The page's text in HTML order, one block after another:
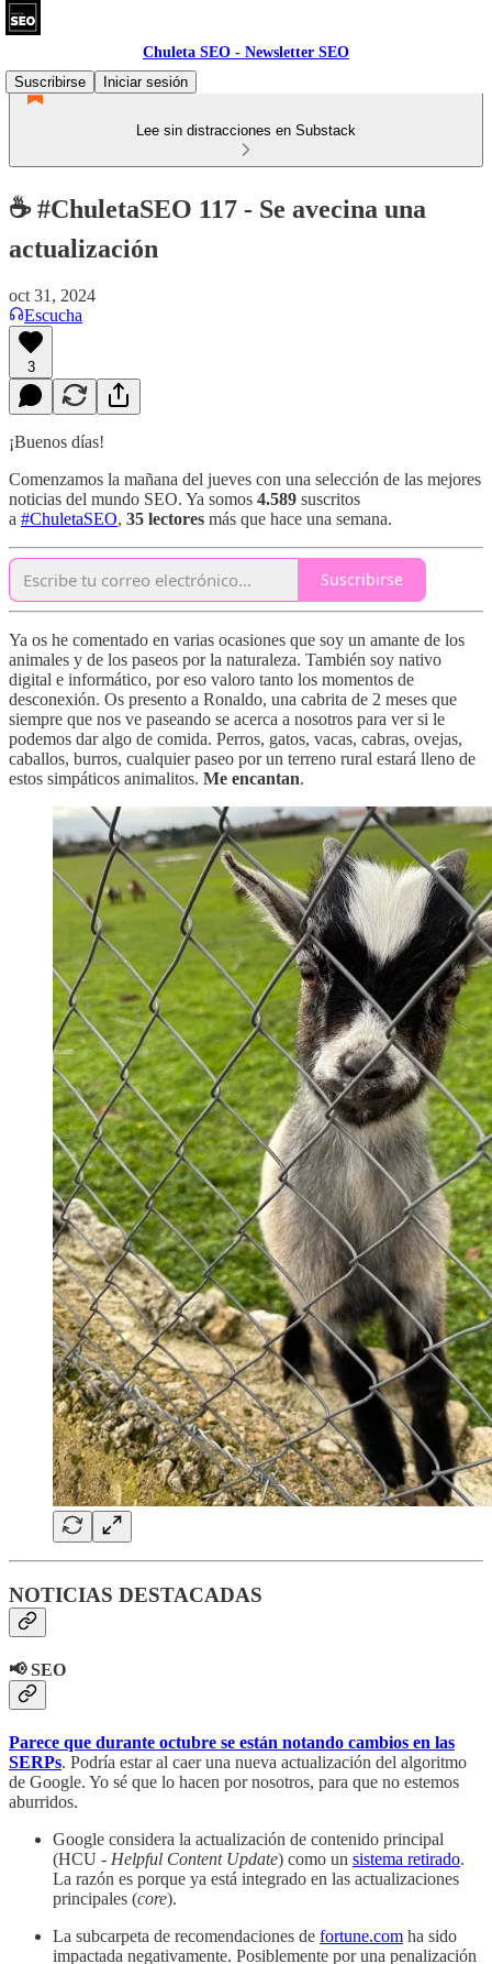
Chuleta SEO - Newsletter SEO
Suscribirse
Iniciar sesión
Lee sin distracciones en Substack
☕ #ChuletaSEO 117 - Se avecina una
actualización
oct 31, 2024
Escucha
3
¡Buenos días!
Comenzamos la mañana del jueves con una selección de las mejores
noticias del mundo SEO. Ya somos 4.589 suscritos
a #ChuletaSEO, 35 lectores más que hace una semana.
Suscribirse
Ya os he comentado en varias ocasiones que soy un amante de los
animales y de los paseos por la naturaleza. También soy nativo
digital e informático, por eso valoro tanto los momentos de
desconexión. Os presento a Ronaldo, una cabrita de 2 meses que
siempre que nos ve paseando se acerca a nosotros para ver si le
podemos dar algo de comida. Perros, gatos, vacas, cabras, ovejas,
caballos, burros, cualquier paseo por un terreno rural estará lleno de
estos simpáticos animalitos. Me encantan.
NOTICIAS DESTACADAS
📢 SEO
Parece que durante octubre se están notando cambios en las
SERPs. Podría estar al caer una nueva actualización del algoritmo
de Google. Yo sé que lo hacen por nosotros, para que no estemos
aburridos.
Google considera la actualización de contenido principal
(HCU - Helpful Content Update) como un sistema retirado.
La razón es porque ya está integrado en las actualizaciones
principales (core).
La subcarpeta de recomendaciones de fortune.com ha sido
impactada negativamente. Posiblemente por una penalización